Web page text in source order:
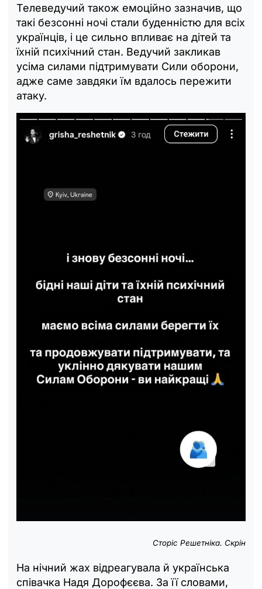
Телеведучий також емоційно зазначив, що
такі безсонні ночі стали буденністю для всіх
українців, і це сильно впливає на дітей та
їхній психічний стан. Ведучий закликав
усіма силами підтримувати Сили оборони,
адже саме завдяки їм вдалось пережити
атаку.
Сторіс Решетніка. Скрін
На нічний жах відреагувала й українська
співачка Надя Дорофєєва. За її словами,